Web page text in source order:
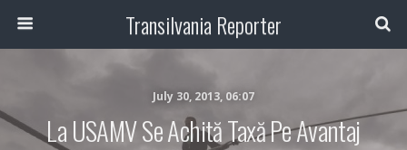
Transilvania Reporter
July 30, 2013, 06:07
La USAMV Se Achită Taxă Pe Avantaj